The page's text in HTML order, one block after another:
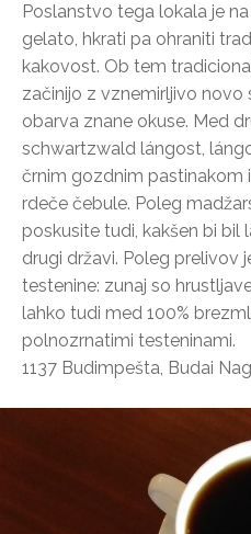
Poslanstvo tega lokala je
gelato, hkrati pa ohraniti
kakovost. Ob tem
začinijo z vznemirljivo novo
obarva znane okuse. Med
schwartzwald lángost,
črnim gozdnim pastinakom
rdeče čebule. Poleg
poskusite tudi, kakšen bi bil
drugi državi. Poleg prelivov
testenine: zunaj so
lahko tudi med 100%
polnozrnatimi testeninami.
1137 Budimpešta, Budai